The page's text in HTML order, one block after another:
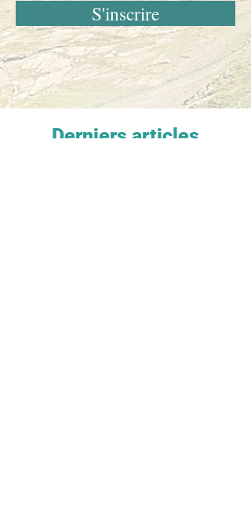
S'inscrire
Derniers articles